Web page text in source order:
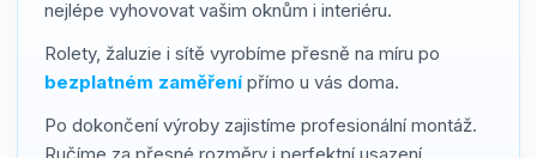
nejlépe vyhovovat vašim oknům i interiéru.
Rolety, žaluzie i sítě vyrobíme přesně na míru po
bezplatném zaměření přímo u vás doma.
Po dokončení výroby zajistíme profesionální montáž.